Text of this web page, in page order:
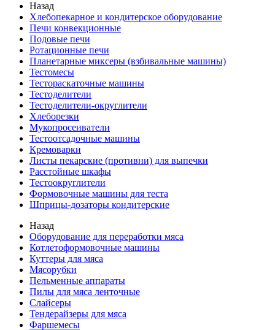
Назад
Хлебопекарное и кондитерское оборудование
Печи конвекционные
Подовые печи
Ротационные печи
Планетарные миксеры (взбивальные машины)
Тестомесы
Тестораскаточные машины
Тестоделители
Тестоделители-округлители
Хлеборезки
Мукопросеиватели
Тестоотсадочные машины
Кремоварки
Листы пекарские (противни) для выпечки
Расстойные шкафы
Тестоокруглители
Формовочные машины для теста
Шприцы-дозаторы кондитерские
Назад
Оборудование для переработки мяса
Котлетоформовочные машины
Куттеры для мяса
Мясорубки
Пельменные аппараты
Пилы для мяса ленточные
Слайсеры
Тендерайзеры для мяса
Фаршемесы